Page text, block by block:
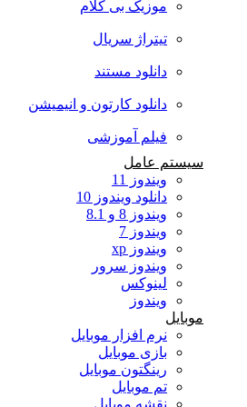
موزیک بی کلام
تیتراژ سریال
دانلود مستند
دانلود کارتون و انیمیشن
فیلم آموزشی
سیستم عامل
ویندوز 11
دانلود ویندوز 10
ویندوز 8 و 8.1
ویندوز 7
ویندوز xp
ویندوز سرور
لینوکس
ویندوز
نرم افزار موبایل
بازی موبایل
رینگتون موبایل
تم موبایل
نقشه موبایل